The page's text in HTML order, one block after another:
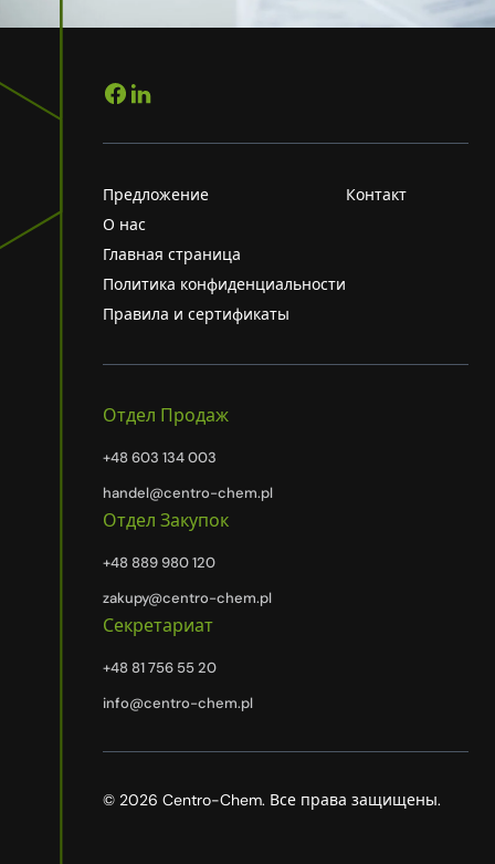
Предложение
О нас
Главная страница
Политика конфиденциальности
Правила и сертификаты
Контакт
Отдел Продаж
+48 603 134 003
handel@centro-chem.pl
Отдел Закупок
+48 889 980 120
zakupy@centro-chem.pl
Секретариат
+48 81 756 55 20
info@centro-chem.pl
© 2026 Centro-Chem. Все права защищены.